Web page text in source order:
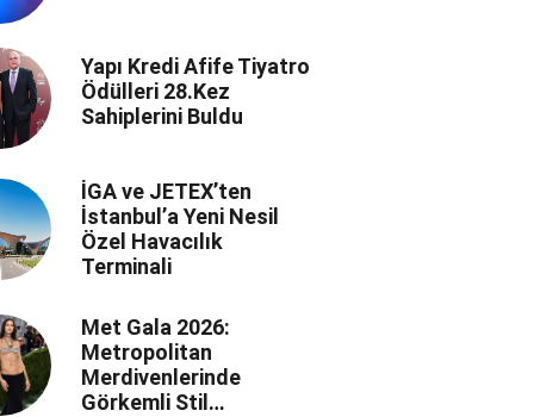
Yapı Kredi Afife Tiyatro
Ödülleri 28.Kez
Sahiplerini Buldu
İGA ve JETEX’ten
İstanbul’a Yeni Nesil
Özel Havacılık
Terminali
Met Gala 2026:
Metropolitan
Merdivenlerinde
Görkemli Stil